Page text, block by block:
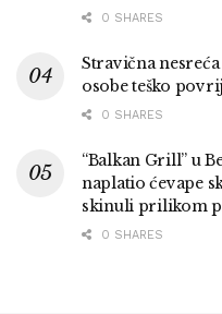
0 SHARES
Stravična
osobe teško
0 SHARES
“Balkan Grill” u
naplatio ćevape
skinuli prilikom
0 SHARES